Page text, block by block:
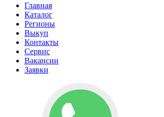
Главная
Каталог
Регионы
Выкуп
Контакты
Сервис
Вакансии
Заявки